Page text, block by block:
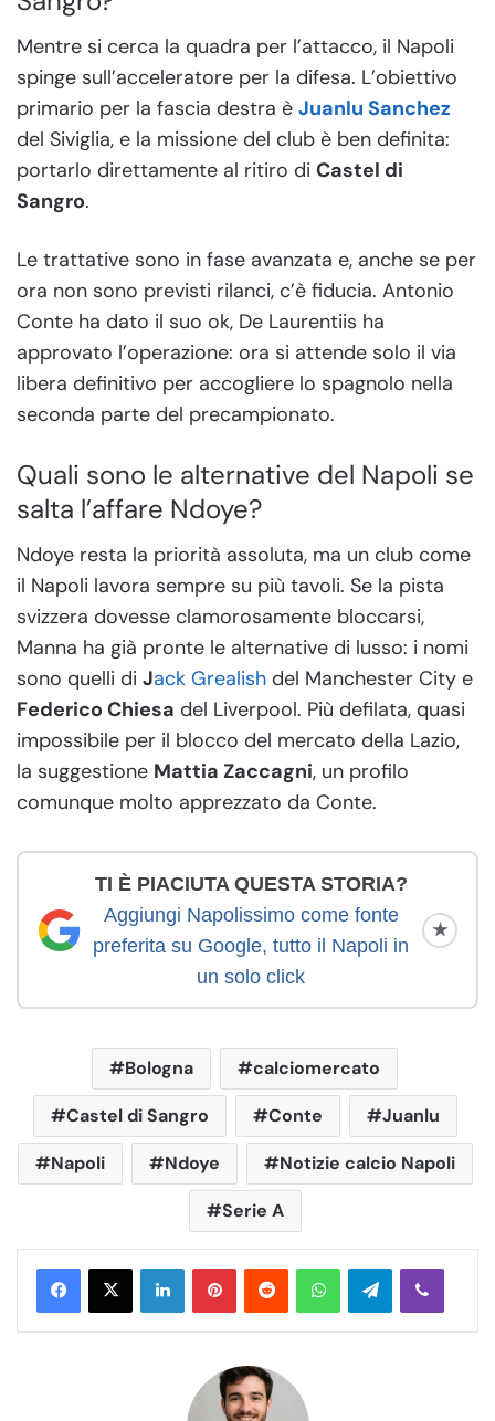
Mentre si cerca la quadra per l’attacco, il Napoli
spinge sull’acceleratore per la difesa. L’obiettivo
primario per la fascia destra è Juanlu Sanchez
del Siviglia, e la missione del club è ben definita:
portarlo direttamente al ritiro di Castel di
Sangro.
Le trattative sono in fase avanzata e, anche se per
ora non sono previsti rilanci, c’è fiducia. Antonio
Conte ha dato il suo ok, De Laurentiis ha
approvato l’operazione: ora si attende solo il via
libera definitivo per accogliere lo spagnolo nella
seconda parte del precampionato.
Quali sono le alternative del Napoli se
salta l’affare Ndoye?
Ndoye resta la priorità assoluta, ma un club come
il Napoli lavora sempre su più tavoli. Se la pista
svizzera dovesse clamorosamente bloccarsi,
Manna ha già pronte le alternative di lusso: i nomi
sono quelli di Jack Grealish del Manchester City e
Federico Chiesa del Liverpool. Più defilata, quasi
impossibile per il blocco del mercato della Lazio,
la suggestione Mattia Zaccagni, un profilo
comunque molto apprezzato da Conte.
TI È PIACIUTA QUESTA STORIA?
Aggiungi Napolissimo come fonte
preferita su Google, tutto il Napoli in
un solo click
★
Bologna calciomercato
Castel di Sangro Conte Juanlu
Napoli Ndoye Notizie calcio Napoli
Serie A
WhatsApp Telegram